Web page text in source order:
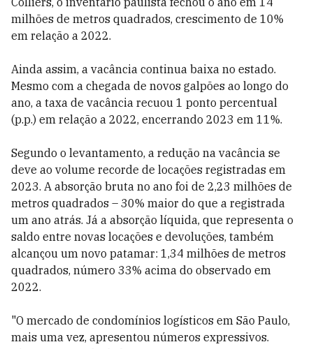
milhões de metros quadrados, crescimento de 10%
em relação a 2022.
Ainda assim, a vacância continua baixa no estado.
Mesmo com a chegada de novos galpões ao longo do
ano, a taxa de vacância recuou 1 ponto percentual
(p.p.) em relação a 2022, encerrando 2023 em 11%.
Segundo o levantamento, a redução na vacância se
deve ao volume recorde de locações registradas em
2023. A absorção bruta no ano foi de 2,23 milhões de
metros quadrados – 30% maior do que a registrada
um ano atrás. Já a absorção líquida, que representa o
saldo entre novas locações e devoluções, também
alcançou um novo patamar: 1,34 milhões de metros
quadrados, número 33% acima do observado em
2022.
"O mercado de condomínios logísticos em São Paulo,
mais uma vez, apresentou números expressivos.